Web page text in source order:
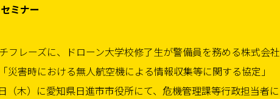
ミナー
フレーズに、ドローン大学校修了生が警備員を務める株式会社
害時における無人航空機による情報収集等に関する協定」
（木）に愛知県日進市市役所にて、危機管理課等行政担当者に